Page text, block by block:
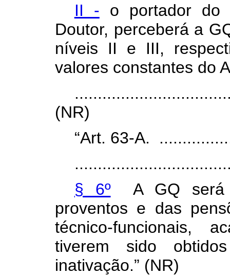
II - o portador do
Doutor, perceberá a
níveis II e III,
valores constantes do
(NR)
“Art. 63-A.
§ 6ºA GQ será
proventos e das
técnico-funcionais,
tiverem sido
inativação.” (NR)